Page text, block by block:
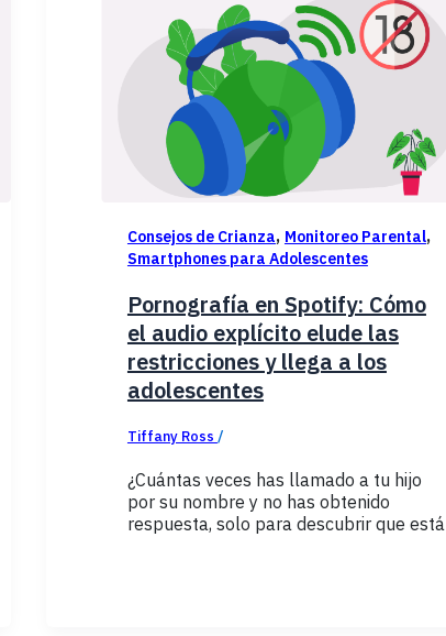
Consejos de Crianza, Monitoreo Parental,
Smartphones para Adolescentes
Pornografía en Spotify: Cómo
el audio explícito elude las
restricciones y llega a los
adolescentes
Tiffany Ross /
¿Cuántas veces has llamado a tu hijo
por su nombre y no has obtenido
respuesta, solo para descubrir que está